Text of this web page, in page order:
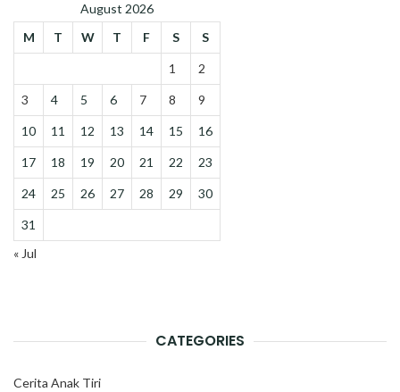
August 2026
M
T W T F S S
1 2
3 4 5 6 7 8 9
10 11 12 13 14 15 16
17 18 19 20 21 22 23
24 25 26 27 28 29 30
31
« Jul
CATEGORIES
Cerita Anak Tiri